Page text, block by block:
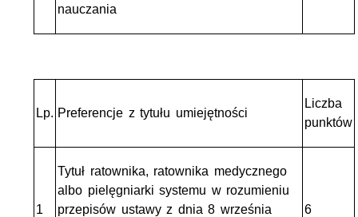
nauczania
Lp. Preferencje z tytułu umiejętności
Liczba
punktów
1
Tytuł ratownika, ratownika medycznego
albo pielęgniarki systemu w rozumieniu
przepisów ustawy z dnia 8 września
6